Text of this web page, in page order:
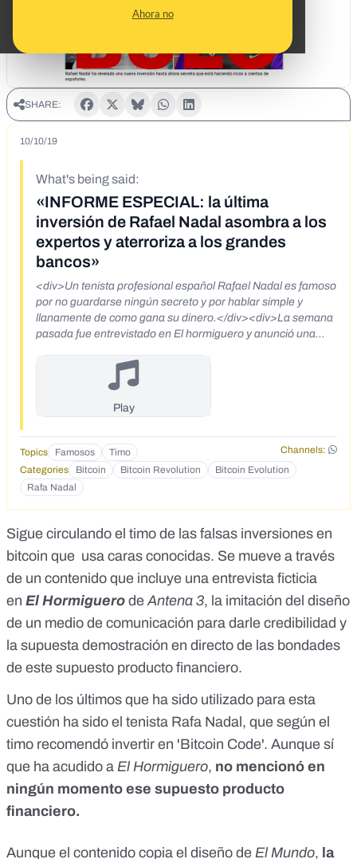
Ahora no
SHARE:
10/10/19
What's being said:
«INFORME ESPECIAL: la última
inversión de Rafael Nadal asombra a los
expertos y aterroriza a los grandes
bancos»
<div>Un tenista profesional español Rafael Nadal es famoso
por no guardarse ningún secreto y por hablar simple y
llanamente de como gana su dinero.</div><div>La semana
pasada fue entrevistado en El hormiguero y anunció una
<strong>convertir en millonario a cualquiera en 3 o 4
meses</strong>. Nadal animó a que todos los españoles se
de que los grandes bancos lo silenciaran definitivamente.
terminara la entrevista, CaixaBank llamó para evitar que la
entrevista de Rafael fuera emitida, pero ya era demasiado
tarde.</div>
Play
Topics Famosos Timo
Channels:
Categories
Bitcoin Bitcoin Revolution
Bitcoin Evolution
Rafa Nadal
Sigue circulando el timo de las falsas inversiones en
bitcoin que usa caras conocidas. Se mueve a través
de un contenido que incluye una entrevista ficticia
en El Hormiguero deAntena 3, la imitación del diseño
de un medio de comunicación para darle credibilidad y
la supuesta demostración en directo de las bondades
de este supuesto producto financiero.
Uno de los últimos que ha sido utilizado para esta
cuestión ha sido el tenista Rafa Nadal, que según el
timo recomendó invertir en 'Bitcoin Code'. Aunque sí
que ha acudido a El Hormiguero, no mencionó en
ningún momento ese supuesto producto
financiero.
Aunque el contenido copia el diseño de El Mundo, la